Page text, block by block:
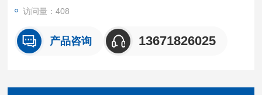
访问量：408
产品咨询 13671826025